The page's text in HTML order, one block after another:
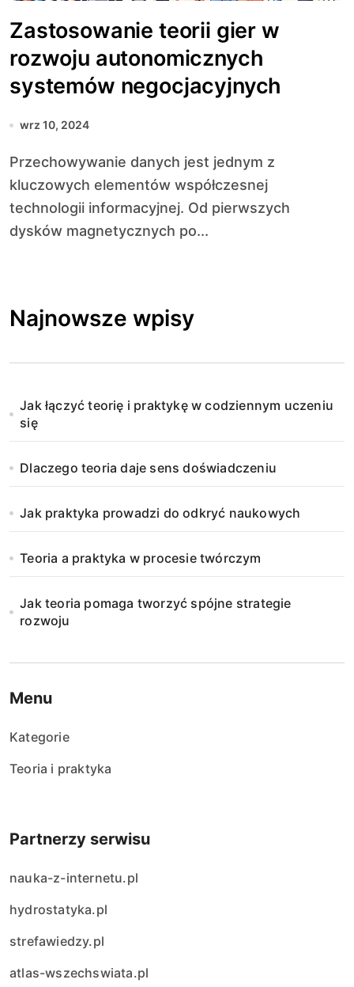
Zastosowanie teorii gier w
rozwoju autonomicznych
systemów negocjacyjnych
wrz 10, 2024
Przechowywanie danych jest jednym z
kluczowych elementów współczesnej
technologii informacyjnej. Od pierwszych
dysków magnetycznych po...
Najnowsze wpisy
Jak łączyć teorię i praktykę w codziennym uczeniu
się
Dlaczego teoria daje sens doświadczeniu
Jak praktyka prowadzi do odkryć naukowych
Teoria a praktyka w procesie twórczym
Jak teoria pomaga tworzyć spójne strategie
rozwoju
Menu
Kategorie
Teoria i praktyka
Partnerzy serwisu
nauka-z-internetu.pl
hydrostatyka.pl
strefawiedzy.pl
atlas-wszechswiata.pl